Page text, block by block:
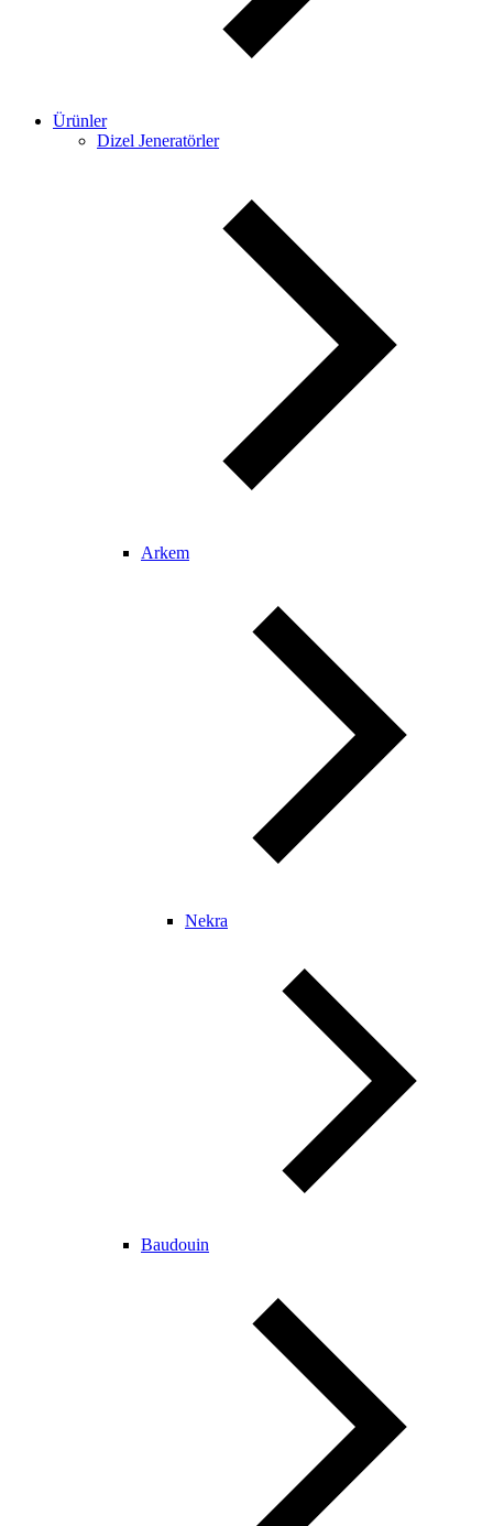
Ürünler
Dizel Jeneratörler
Arkem
Nekra
Baudouin